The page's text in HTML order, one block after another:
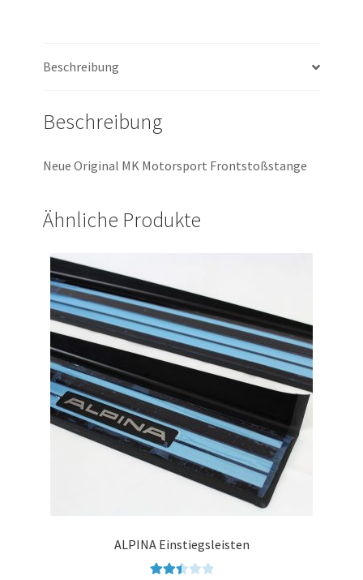
Beschreibung
Beschreibung
Neue Original MK Motorsport Frontstoßstange
Ähnliche Produkte
ALPINA Einstiegsleisten